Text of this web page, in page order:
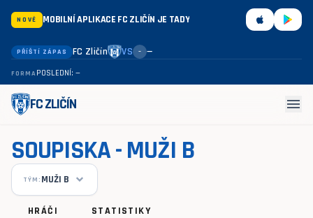
NOVÉ MOBILNÍ APLIKACE FC ZLIČÍN JE TADY
PŘÍŠTÍ ZÁPAS FC Zličín VS – —
FORMAPOSLEDNÍ: —
FC ZLIČÍN menu
SOUPISKA - MUŽI B
TÝM: MUŽI B
HRÁČI STATISTIKY